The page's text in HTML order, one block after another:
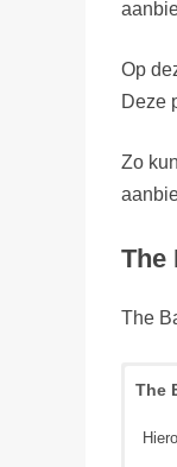
Op
Deze
Zo
The
The
The